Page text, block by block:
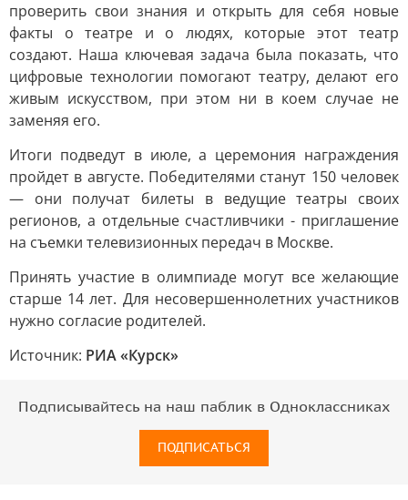
проверить свои знания и открыть для себя новые
факты о театре и о людях, которые этот театр
создают. Наша ключевая задача была показать, что
цифровые технологии помогают театру, делают его
живым искусством, при этом ни в коем случае не
заменяя его.
Итоги подведут в июле, а церемония награждения
пройдет в августе. Победителями станут 150 человек
— они получат билеты в ведущие театры своих
регионов, а отдельные счастливчики - приглашение
на съемки телевизионных передач в Москве.
Принять участие в олимпиаде могут все желающие
старше 14 лет. Для несовершеннолетних участников
нужно согласие родителей.
Источник: РИА «Курск»
Подписывайтесь на наш паблик в Одноклассниках
ПОДПИСАТЬСЯ